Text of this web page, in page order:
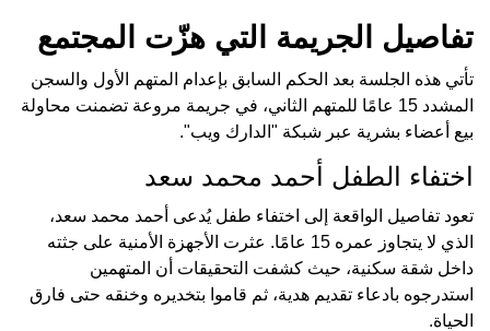
تفاصيل الجريمة التي هزّت المجتمع
تأتي هذه الجلسة بعد الحكم السابق بإعدام المتهم الأول والسجن
المشدد 15 عامًا للمتهم الثاني، في جريمة مروعة تضمنت محاولة
بيع أعضاء بشرية عبر شبكة "الدارك ويب".
اختفاء الطفل أحمد محمد سعد
تعود تفاصيل الواقعة إلى اختفاء طفل يُدعى أحمد محمد سعد،
الذي لا يتجاوز عمره 15 عامًا. عثرت الأجهزة الأمنية على جثته
داخل شقة سكنية، حيث كشفت التحقيقات أن المتهمين
استدرجوه بادعاء تقديم هدية، ثم قاموا بتخديره وخنقه حتى فارق
الحياة.